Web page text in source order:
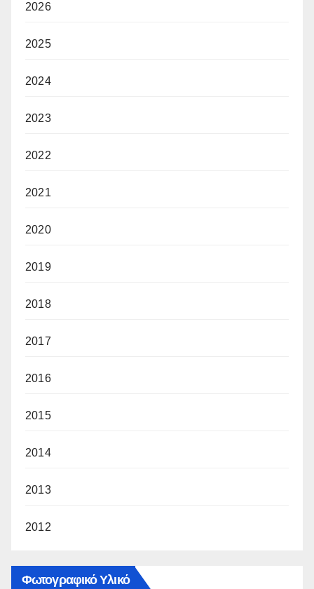
2026
2025
2024
2023
2022
2021
2020
2019
2018
2017
2016
2015
2014
2013
2012
Φωτογραφικό Υλικό